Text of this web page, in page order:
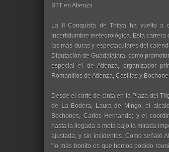
BTT en Atienza
La II Conquista de Thitya ha vuelto a
incertidumbre meteorológica. Esta
las más duras y espectaculares del
Diputación de Guadalajara, como
especial el de Atienza, organizador
Romanillos de Atienza, Casillas y
Desde el corte de cinta en la Plaza del
de La Bodera, Laura de Mingo, el
Bochones, Carlos Hernando; y el
hasta la llegada a meta bajo la mirada
ajustada, y sin incidentes. Como señaló
"lo más bonito es que hemos podido